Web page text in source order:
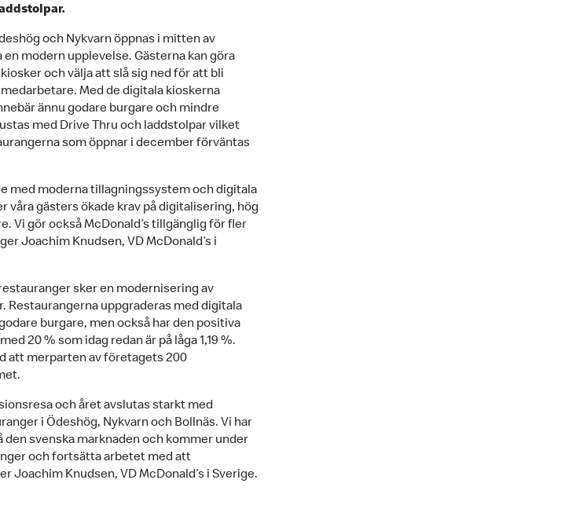
och Nykvarn öppnas i mitten av
modern upplevelse. Gästerna kan göra
och välja att slå sig ned för att bli
Med de digitala kioskerna
ännu godare burgare och mindre
med Drive Thru och laddstolpar vilket
som öppnar i december förväntas
med moderna tillagningssystem och digitala
gästers ökade krav på digitalisering, hög
Vi gör också McDonald’s tillgänglig för fler
Joachim Knudsen, VD McDonald’s i
sker en modernisering av
Restaurangerna uppgraderas med digitala
burgare, men också har den positiva
20 % som idag redan är på låga 1,19 %.
att merparten av företagets 200
och året avslutas starkt med
i Ödeshög, Nykvarn och Bollnäs. Vi har
svenska marknaden och kommer under
och fortsätta arbetet med att
Joachim Knudsen, VD McDonald’s i Sverige.